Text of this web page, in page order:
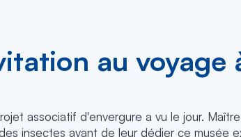
au voyage
associatif d'envergure a vu le jour.
insectes avant de leur dédier ce musée